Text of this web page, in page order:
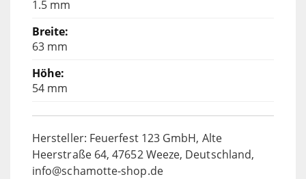
1.5 mm
63 mm
54 mm
Hersteller: Feuerfest 123 GmbH, Alte
Heerstraße 64, 47652 Weeze, Deutschland,
info@schamotte-shop.de